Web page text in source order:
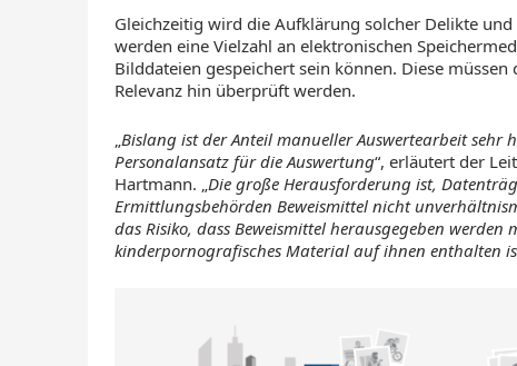
Gleichzeitig wird die Aufklärung solcher Delikte
werden eine Vielzahl an elektronischen
Bilddateien gespeichert sein können. Diese
Relevanz hin überprüft werden.
Bislang ist der Anteil manueller Auswertearbeit sehr
Personalansatz für die Auswertung“, erläutert der
Hartmann. „ Die große Herausforderung ist,
Ermittlungsbehörden Beweismittel nicht
das Risiko, dass Beweismittel herausgegeben werden
kinderpornografisches Material auf ihnen enthalten